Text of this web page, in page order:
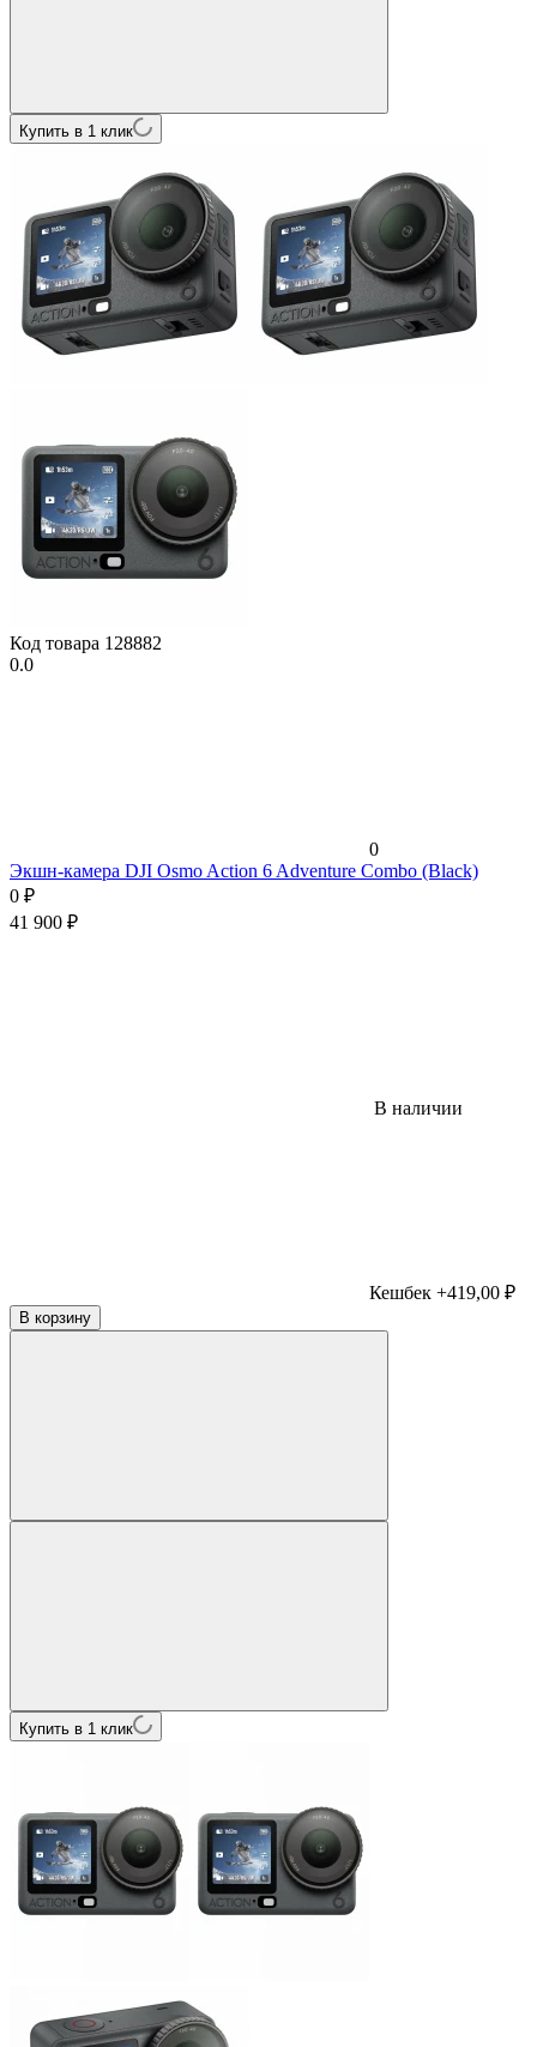
Купить в 1 клик
Код товара 128882
0.0
0
Экшн-камера DJI Osmo Action 6 Adventure Combo (Black)
0 ₽
41 900 ₽
В наличии
Кешбек +419,00 ₽
В корзину
Купить в 1 клик